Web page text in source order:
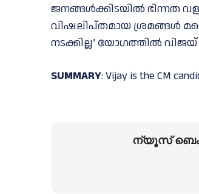
ജനങ്ങള്‍ക്കിടയില്‍ ഭിന്നത
വിഷലിപ്തമായ ശ്രമങ്ങള്‍
നടക്കില്ല’ യോഗത്തില്‍
SUMMARY: Vijay is the CM
ന്യൂസ്